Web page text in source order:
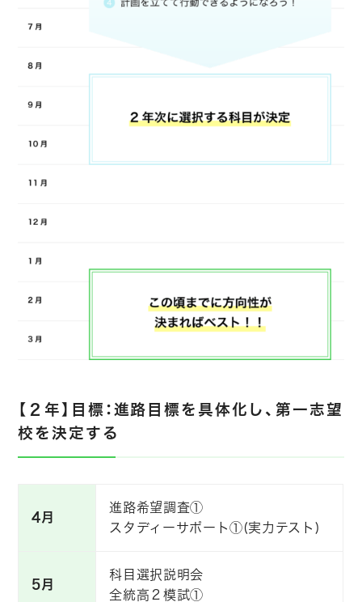
【２年】目標：進路目標を具体化し、第一志望
校を決定する
4月
進路希望調査①
スタディーサポート①(実力テスト)
5月
科目選択説明会
全統高２模試①